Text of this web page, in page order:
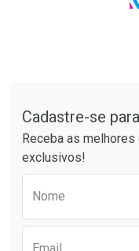
Cadastre-se
Receba as
exclusivos!
Nome